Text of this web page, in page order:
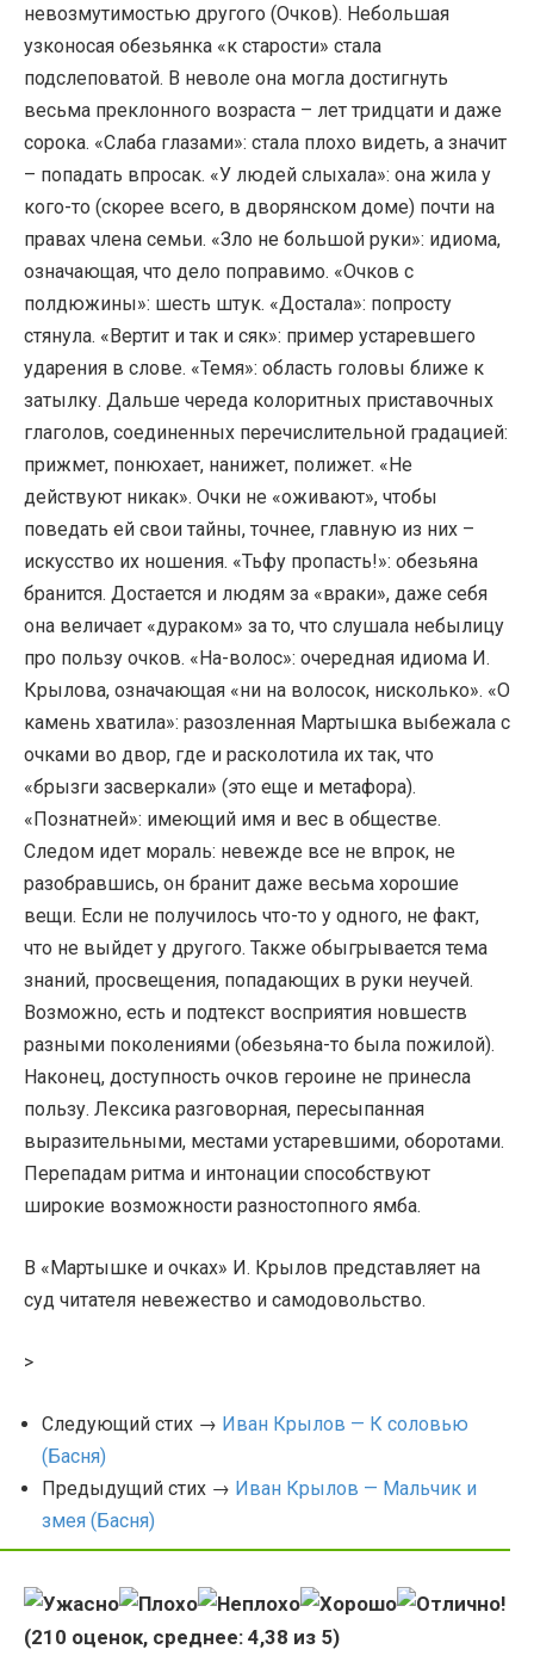
невозмутимостью другого (Очков). Небольшая
узконосая обезьянка «к старости» стала
подслеповатой. В неволе она могла достигнуть
весьма преклонного возраста – лет тридцати и даже
сорока. «Слаба глазами»: стала плохо видеть, а значит
– попадать впросак. «У людей слыхала»: она жила у
кого-то (скорее всего, в дворянском доме) почти на
правах члена семьи. «Зло не большой руки»: идиома,
означающая, что дело поправимо. «Очков с
полдюжины»: шесть штук. «Достала»: попросту
стянула. «Вертит и так и сяк»: пример устаревшего
ударения в слове. «Темя»: область головы ближе к
затылку. Дальше череда колоритных приставочных
глаголов, соединенных перечислительной градацией:
прижмет, понюхает, нанижет, полижет. «Не
действуют никак». Очки не «оживают», чтобы
поведать ей свои тайны, точнее, главную из них –
искусство их ношения. «Тьфу пропасть!»: обезьяна
бранится. Достается и людям за «враки», даже себя
она величает «дураком» за то, что слушала небылицу
про пользу очков. «На-волос»: очередная идиома И.
Крылова, означающая «ни на волосок, нисколько». «О
камень хватила»: разозленная Мартышка выбежала с
очками во двор, где и расколотила их так, что
«брызги засверкали» (это еще и метафора).
«Познатней»: имеющий имя и вес в обществе.
Следом идет мораль: невежде все не впрок, не
разобравшись, он бранит даже весьма хорошие
вещи. Если не получилось что-то у одного, не факт,
что не выйдет у другого. Также обыгрывается тема
знаний, просвещения, попадающих в руки неучей.
Возможно, есть и подтекст восприятия новшеств
разными поколениями (обезьяна-то была пожилой).
Наконец, доступность очков героине не принесла
пользу. Лексика разговорная, пересыпанная
выразительными, местами устаревшими, оборотами.
Перепадам ритма и интонации способствуют
широкие возможности разностопного ямба.
В «Мартышке и очках» И. Крылов представляет на
суд читателя невежество и самодовольство.
>
Следующий стих → Иван Крылов — К соловью
(Басня)
Предыдущий стих → Иван Крылов — Мальчик и
змея (Басня)
(210 оценок, среднее: 4,38 из 5)